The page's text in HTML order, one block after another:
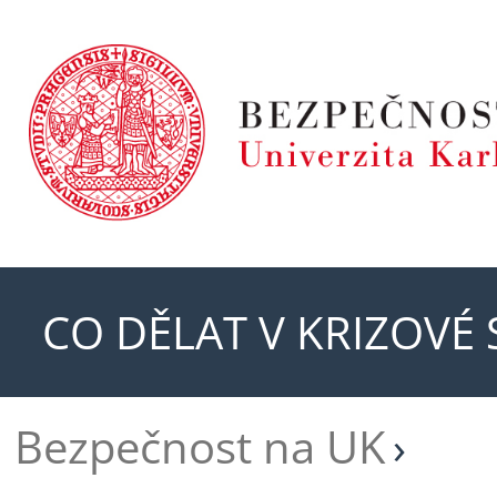
CO DĚLAT V KRIZOVÉ
Bezpečnost na UK